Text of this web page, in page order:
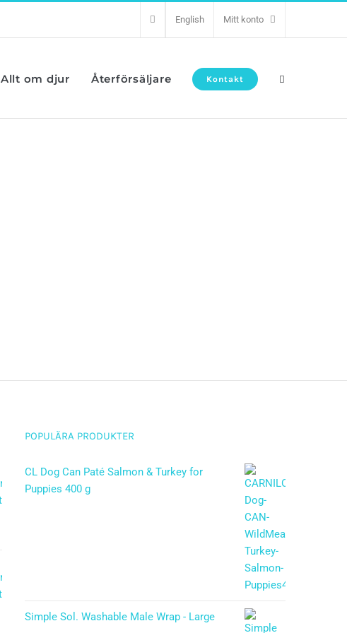
English Mitt konto
Allt om djur Återförsäljare Kontakt
POPULÄRA PRODUKTER
CL Dog Can Paté Salmon & Turkey for
Puppies 400 g
Simple Sol. Washable Male Wrap - Large